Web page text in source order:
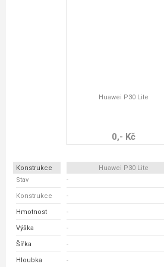
Huawei P30 Lite
0,- Kč
Konstrukce Huawei P30 Lite
Stav
-
Konstrukce -
Hmotnost -
Výška -
Šířka -
Hloubka -